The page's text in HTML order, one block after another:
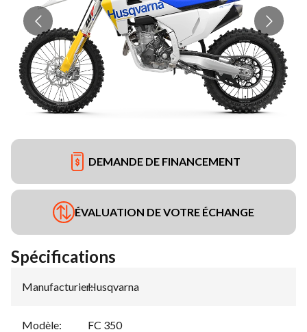
DEMANDE DE FINANCEMENT
ÉVALUATION DE VOTRE ÉCHANGE
Spécifications
Manufacturier:
Husqvarna
Modèle: FC 350